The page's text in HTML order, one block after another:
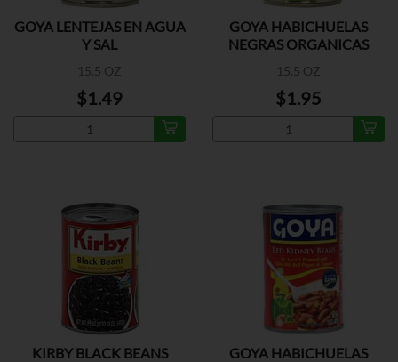
GOYA LENTEJAS EN AGUA
Y SAL
15.5 OZ
$1.49
GOYA HABICHUELAS
NEGRAS ORGANICAS
15.5 OZ
$1.95
KIRBY BLACK BEANS
GOYA HABICHUELAS